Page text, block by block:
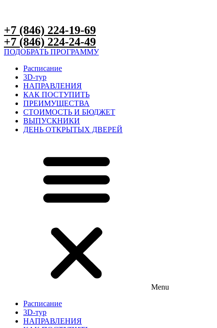
+7 (846) 224-19-69
+7 (846) 224-24-49
ПОДОБРАТЬ ПРОГРАММУ
Расписание
3D-тур
НАПРАВЛЕНИЯ
КАК ПОСТУПИТЬ
ПРЕИМУЩЕСТВА
СТОИМОСТЬ И БЮДЖЕТ
ВЫПУСКНИКИ
ДЕНЬ ОТКРЫТЫХ ДВЕРЕЙ
Menu
Расписание
3D-тур
НАПРАВЛЕНИЯ